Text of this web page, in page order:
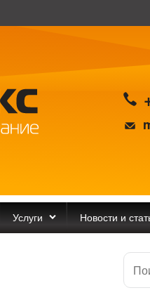
Услуги Новости и